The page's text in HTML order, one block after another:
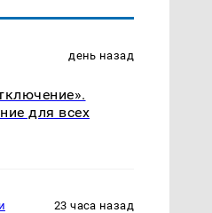
день назад
для всех
23 часа назад